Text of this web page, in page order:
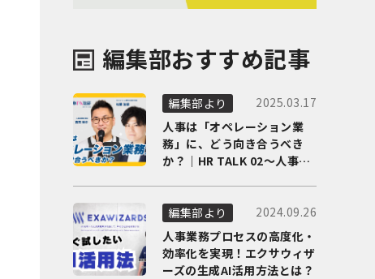
編集部おすすめ記事
編集部より
2025.03.17
人事は「オペレーション業
務」に、どう向き合うべき
か？｜HR TALK 02～人事DX
編集部より
2024.09.26
人事業務プロセスの高度化・
効率化を実現！エクサウィザ
ーズの生成AI活用方法とは？